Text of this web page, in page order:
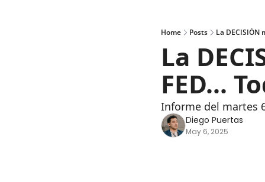
Home Posts La DECISIÓN
La
FED...
Informe del martes
Diego Puertas
May 6, 2025